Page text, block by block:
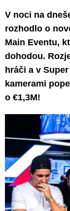
V noci na
rozhodlo o
Main Eventu,
dohodou.
hráči a v
kamerami
o €1,3M!